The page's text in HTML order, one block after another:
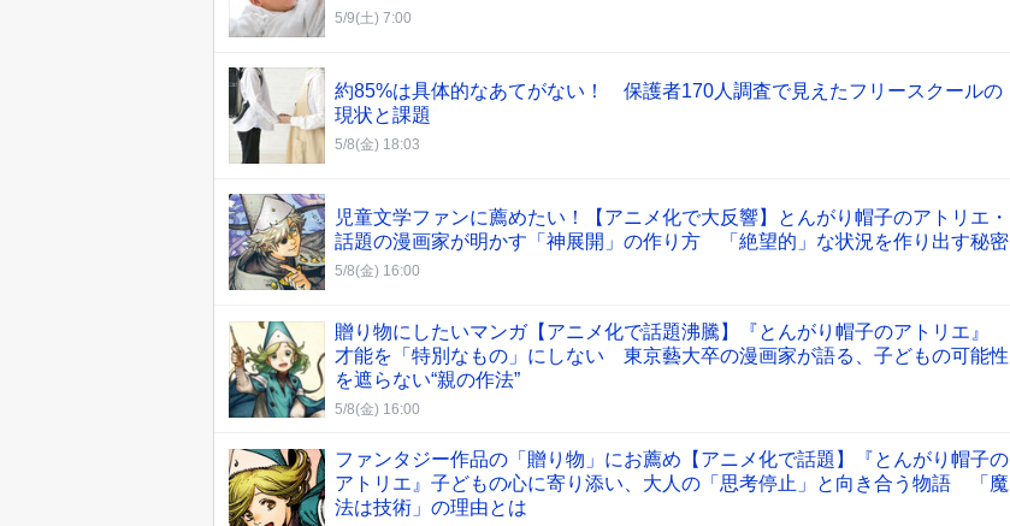
5/9(土) 7:00
約85%は具体的なあてがない！ 保護者170人調査で見えたフリースクールの
現状と課題
5/8(金) 18:03
児童文学ファンに薦めたい！【アニメ化で大反響】とんがり帽子のアトリエ・
話題の漫画家が明かす「神展開」の作り方 「絶望的」な状況を作り出す秘密
5/8(金) 16:00
贈り物にしたいマンガ【アニメ化で話題沸騰】『とんがり帽子のアトリエ』
才能を「特別なもの」にしない 東京藝大卒の漫画家が語る、子どもの可能性
を遮らない“親の作法”
5/8(金) 16:00
ファンタジー作品の「贈り物」にお薦め【アニメ化で話題】『とんがり帽子の
アトリエ』子どもの心に寄り添い、大人の「思考停止」と向き合う物語 「魔
法は技術」の理由とは